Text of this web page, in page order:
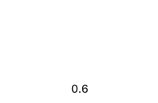
0.6